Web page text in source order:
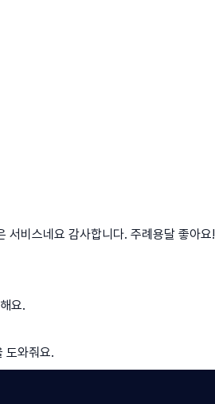
서비스네요 감사합니다. 주례용달 좋아요!
요.
도와줘요.